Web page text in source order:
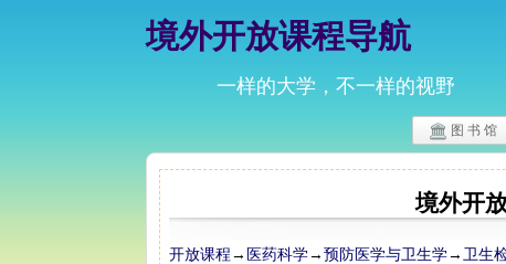
境外开放课程导航
一样的大学，不一样的视野
图 书 馆
境外开
开放课程→ 医药科学→预防医学与卫生学→ 卫生